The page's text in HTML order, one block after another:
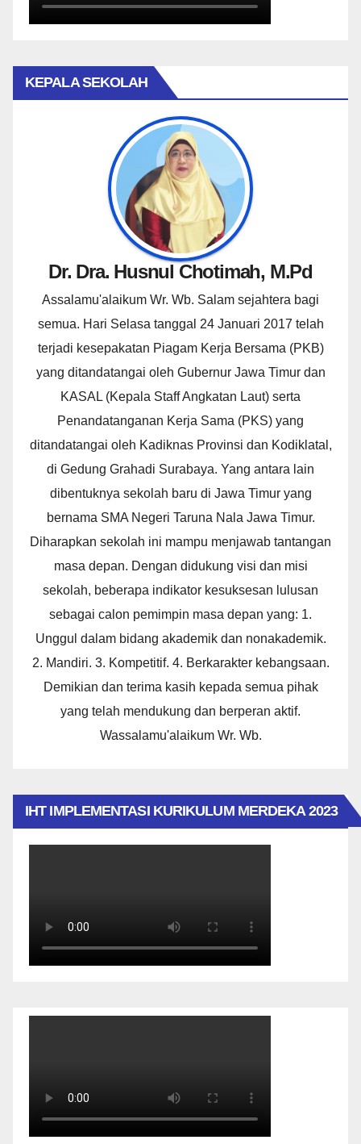
KEPALA SEKOLAH
Dr. Dra. Husnul Chotimah, M.Pd
Assalamu'alaikum Wr. Wb. Salam sejahtera bagi
semua. Hari Selasa tanggal 24 Januari 2017 telah
terjadi kesepakatan Piagam Kerja Bersama (PKB)
yang ditandatangai oleh Gubernur Jawa Timur dan
KASAL (Kepala Staff Angkatan Laut) serta
Penandatanganan Kerja Sama (PKS) yang
ditandatangai oleh Kadiknas Provinsi dan Kodiklatal,
di Gedung Grahadi Surabaya. Yang antara lain
dibentuknya sekolah baru di Jawa Timur yang
bernama SMA Negeri Taruna Nala Jawa Timur.
Diharapkan sekolah ini mampu menjawab tantangan
masa depan. Dengan didukung visi dan misi
sekolah, beberapa indikator kesuksesan lulusan
sebagai calon pemimpin masa depan yang: 1.
Unggul dalam bidang akademik dan nonakademik.
2. Mandiri. 3. Kompetitif. 4. Berkarakter kebangsaan.
Demikian dan terima kasih kepada semua pihak
yang telah mendukung dan berperan aktif.
Wassalamu'alaikum Wr. Wb.
IHT IMPLEMENTASI KURIKULUM MERDEKA 2023